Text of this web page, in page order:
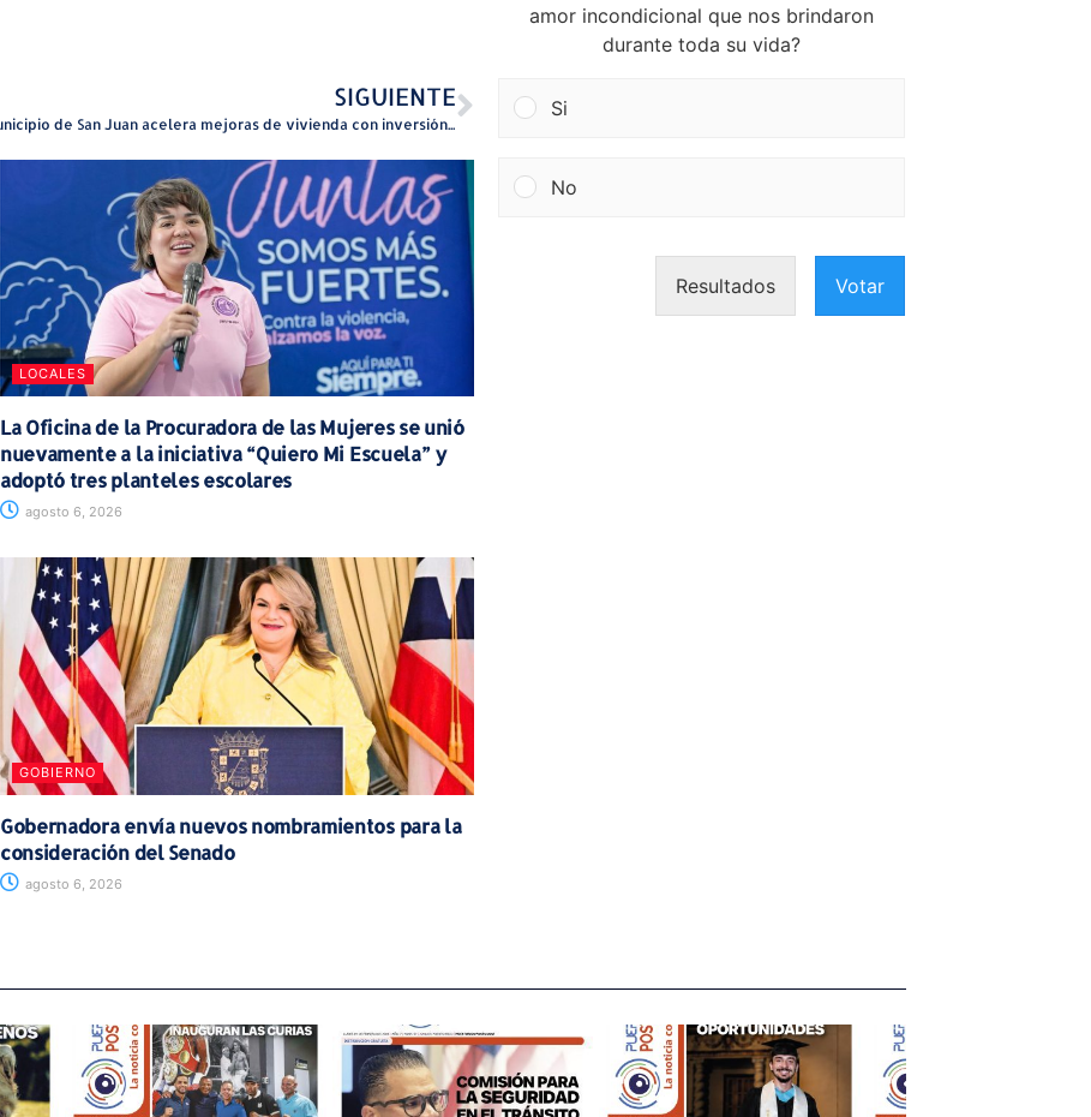
SIGUIENTE
Municipio de San Juan acelera mejoras de vivienda con inversión millonaria y entrega de nuevos hogares rehabilitados
LOCALES
La Oficina de la Procuradora de las Mujeres se unió
nuevamente a la iniciativa “Quiero Mi Escuela” y
adoptó tres planteles escolares
agosto 6, 2026
GOBIERNO
Gobernadora envía nuevos nombramientos para la
consideración del Senado
agosto 6, 2026
amor incondicional que nos brindaron
durante toda su vida?
Si
No
Resultados Votar